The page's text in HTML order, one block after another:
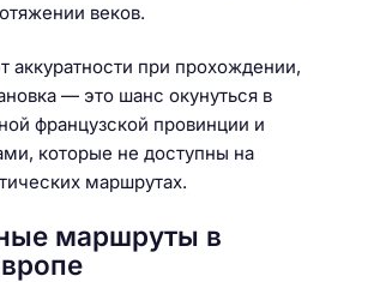
веков.
аккуратности при прохождении,
— это шанс окунуться в
французской провинции и
которые не доступны на
маршрутах.
маршруты в